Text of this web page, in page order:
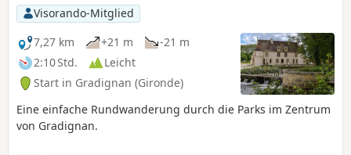
Visorando-Mitglied
7,27 km
+21 m
-21 m
2:10 Std.
Leicht
Start in Gradignan (Gironde)
Eine einfache Rundwanderung durch die Parks im Zentrum
von Gradignan.